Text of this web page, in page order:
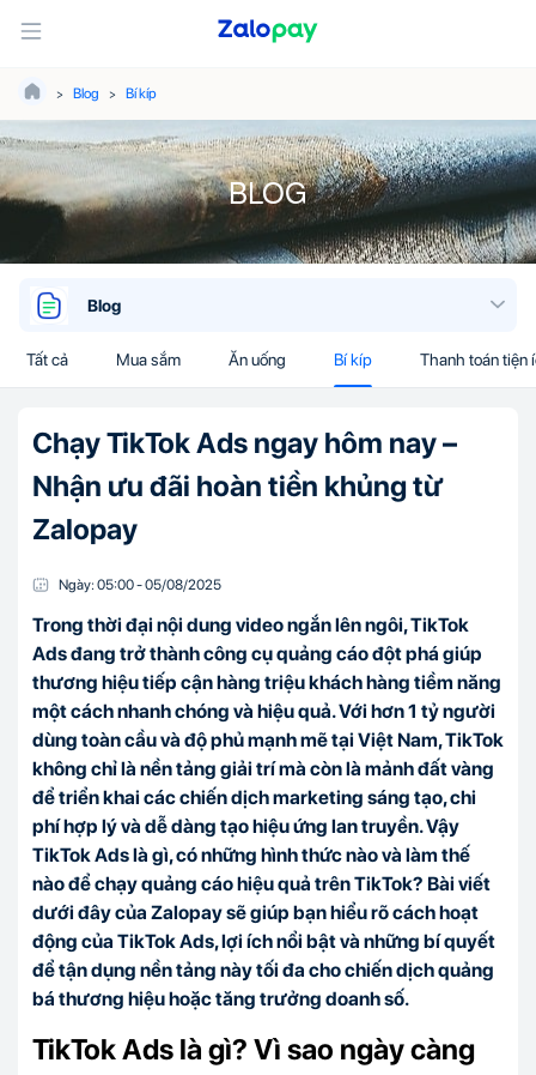
Blog Bí kíp
BLOG
Blog
Tất cả Mua sắm Ăn uống Bí kíp Thanh toán tiện
Chạy TikTok Ads ngay hôm nay –
Nhận ưu đãi hoàn tiền khủng từ
Zalopay
Ngày: 05:00-05/08/2025
Trong thời đại nội dung video ngắn lên ngôi, TikTok
Ads đang trở thành công cụ quảng cáo đột phá giúp
thương hiệu tiếp cận hàng triệu khách hàng tiềm năng
một cách nhanh chóng và hiệu quả. Với hơn 1 tỷ người
dùng toàn cầu và độ phủ mạnh mẽ tại Việt Nam, TikTok
không chỉ là nền tảng giải trí mà còn là mảnh đất vàng
để triển khai các chiến dịch marketing sáng tạo, chi
phí hợp lý và dễ dàng tạo hiệu ứng lan truyền. Vậy
TikTok Ads là gì, có những hình thức nào và làm thế
nào để chạy quảng cáo hiệu quả trên TikTok? Bài viết
dưới đây của Zalopay sẽ giúp bạn hiểu rõ cách hoạt
động của TikTok Ads, lợi ích nổi bật và những bí quyết
để tận dụng nền tảng này tối đa cho chiến dịch quảng
bá thương hiệu hoặc tăng trưởng doanh số.
TikTok Ads là gì? Vì sao ngày càng